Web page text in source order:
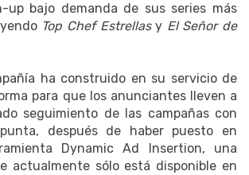
up bajo demanda de sus series más
Top Chef Estrellasy El Señor de
ha construido en su servicio de
para que los anunciantes lleven a
seguimiento de las campañas con
después de haber puesto en
Dynamic Ad Insertion, una
actualmente sólo está disponible en